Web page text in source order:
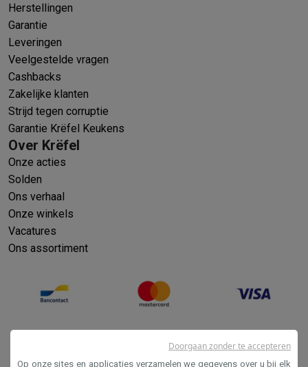
Herstellingen
Garantie
Leveringen
Veelgestelde vragen
Cashbacks
Zakelijke klanten
Strijd tegen corruptie
Garantie Krëfel Keukens
Over Krëfel
Onze acties
Solden
Ons verhaal
Onze winkels
Vacatures
Ons assortiment
Op onze sites en applicaties verzamelen we gegevens over u bij elk
Doorgaan zonder te accepteren